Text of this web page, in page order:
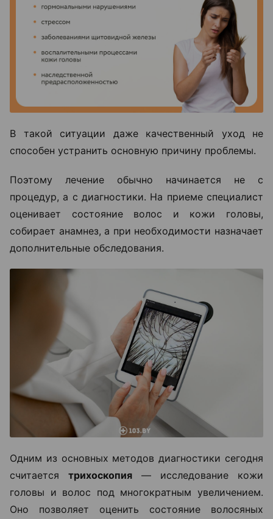
В такой ситуации даже качественный уход не
способен устранить основную причину проблемы.
Поэтому лечение обычно начинается не с
процедур, а с диагностики. На приеме специалист
оценивает состояние волос и кожи головы,
собирает анамнез, а при необходимости назначает
дополнительные обследования.
Одним из основных методов диагностики сегодня
считается трихоскопия — исследование кожи
головы и волос под многократным увеличением.
Оно позволяет оценить состояние волосяных